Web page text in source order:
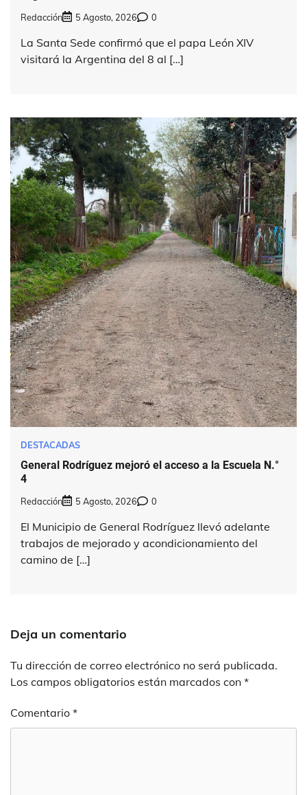
Redacción 5 Agosto, 2026 0
La Santa Sede confirmó que el papa León XIV
visitará la Argentina del 8 al […]
DESTACADAS
General Rodríguez mejoró el acceso a la Escuela N.°
4
Redacción 5 Agosto, 2026 0
El Municipio de General Rodríguez llevó adelante
trabajos de mejorado y acondicionamiento del
camino de […]
Deja un comentario
Tu dirección de correo electrónico no será publicada.
Los campos obligatorios están marcados con *
Comentario *